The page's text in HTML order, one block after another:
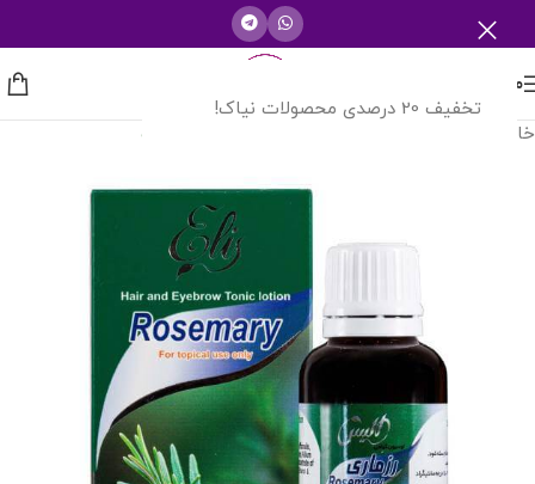
تخفیف 20 درصدی محصولات نیاک!
منو
خانه بازگشت به محصولات